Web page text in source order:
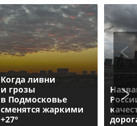
Когда ливни
и грозы
в Подмосковье
сменятся жаркими
+27°